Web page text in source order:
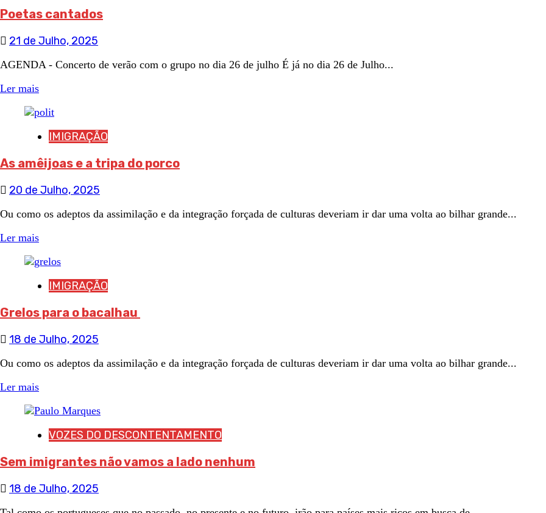
Poetas cantados
21 de Julho, 2025
AGENDA - Concerto de verão com o grupo no dia 26 de julho É já no dia 26 de Julho...
Ler mais
IMIGRAÇÃO
As amêijoas e a tripa do porco
20 de Julho, 2025
Ou como os adeptos da assimilação e da integração forçada de culturas deveriam ir dar uma volta ao bilhar grande...
Ler mais
IMIGRAÇÃO
Grelos para o bacalhau
18 de Julho, 2025
Ou como os adeptos da assimilação e da integração forçada de culturas deveriam ir dar uma volta ao bilhar grande...
Ler mais
VOZES DO DESCONTENTAMENTO
Sem imigrantes não vamos a lado nenhum
18 de Julho, 2025